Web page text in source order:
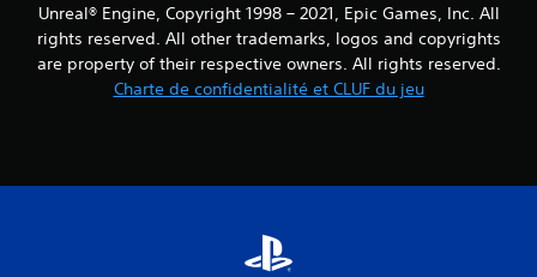
Unreal® Engine, Copyright 1998 – 2021, Epic Games, Inc. All
rights reserved. All other trademarks, logos and copyrights
are property of their respective owners. All rights reserved.
Charte de confidentialité et CLUF du jeu